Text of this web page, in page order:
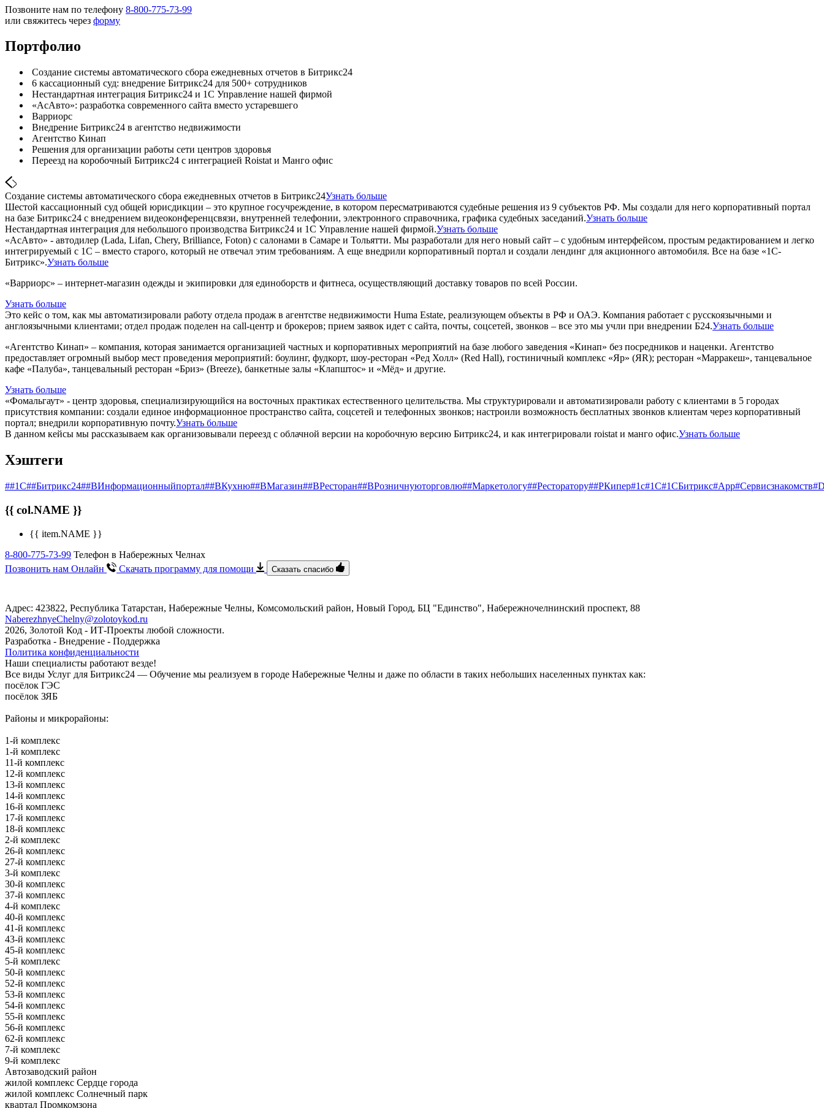
Позвоните нам по телефону 8-800-775-73-99
или свяжитесь через форму
Портфолио
Создание системы автоматического сбора ежедневных отчетов в Битрикс24
6 кассационный суд: внедрение Битрикс24 для 500+ сотрудников
Нестандартная интеграция Битрикс24 и 1С Управление нашей фирмой
«АсАвто»: разработка современного сайта вместо устаревшего
Варриорс
Внедрение Битрикс24 в агентство недвижимости
Агентство Кинап
Решения для организации работы сети центров здоровья
Переезд на коробочный Битрикс24 с интеграцией Roistat и Манго офис
Создание системы автоматического сбора ежедневных отчетов в Битрикс24Узнать больше
Шестой кассационный суд общей юрисдикции – это крупное госучреждение, в котором пересматриваются судебные решения из 9 субъектов РФ. Мы создали для него корпоративный портал
на базе Битрикс24 с внедрением видеоконференцсвязи, внутренней телефонии, электронного справочника, графика судебных заседаний.Узнать больше
Нестандартная интеграция для небольшого производства Битрикс24 и 1С Управление нашей фирмой.Узнать больше
«АсАвто» - автодилер (Lada, Lifan, Chery, Brilliance, Foton) с салонами в Самаре и Тольятти. Мы разработали для него новый сайт – с удобным интерфейсом, простым редактированием и легко
интегрируемый с 1С – вместо старого, который не отвечал этим требованиям. А еще внедрили корпоративный портал и создали лендинг для акционного автомобиля. Все на базе «1С-
Битрикс».Узнать больше
«Варриорс» – интернет-магазин одежды и экипировки для единоборств и фитнеса, осуществляющий доставку товаров по всей России.
Узнать больше
Это кейс о том, как мы автоматизировали работу отдела продаж в агентстве недвижимости Huma Estate, реализующем объекты в РФ и ОАЭ. Компания работает с русскоязычными и
англоязычными клиентами; отдел продаж поделен на call-центр и брокеров; прием заявок идет с сайта, почты, соцсетей, звонков – все это мы учли при внедрении Б24.Узнать больше
«Агентство Кинап» – компания, которая занимается организацией частных и корпоративных мероприятий на базе любого заведения «Кинап» без посредников и наценки. Агентство
предоставляет огромный выбор мест проведения мероприятий: боулинг, фудкорт, шоу-ресторан «Ред Холл» (Red Hall), гостиничный комплекс «Яр» (ЯR); ресторан «Марракеш», танцевальное
кафе «Палуба», танцевальный ресторан «Бриз» (Breeze), банкетные залы «Клапштос» и «Мёд» и другие.
Узнать больше
«Фомальгаут» - центр здоровья, специализирующийся на восточных практиках естественного целительства. Мы структурировали и автоматизировали работу с клиентами в 5 городах
присутствия компании: создали единое информационное пространство сайта, соцсетей и телефонных звонков; настроили возможность бесплатных звонков клиентам через корпоративный
портал; внедрили корпоративную почту.Узнать больше
В данном кейсы мы рассказываем как организовывали переезд с облачной версии на коробочную версию Битрикс24, и как интегрировали roistat и манго офис.Узнать больше
Хэштеги
##1С##Битрикс24##ВИнформационныйпортал##ВКухню##ВМагазин##ВРесторан##ВРозничнуюторговлю##Маркетологу##Ресторатору##РКипер#1c#1С#1СБитрикс#App#Cервисзнакомств
{{ col.NAME }}
{{ item.NAME }}
8-800-775-73-99 Телефон в Набережных Челнах
Позвонить нам Онлайн
Скачать программу для помощи Сказать спасибо
Адрес: 423822, Республика Татарстан, Набережные Челны, Комсомольский район, Новый Город, БЦ "Единство", ​Набережночелнинский проспект, 88
NaberezhnyeChelny@zolotoykod.ru
2026, Золотой Код - ИТ-Проекты любой сложности.
Разработка - Внедрение - Поддержка
Политика конфиденциальности
Наши специалисты работают везде!
Все виды Услуг для Битрикс24 — Обучение мы реализуем в городе Набережные Челны и даже по области в таких небольших населенных пунктах как:
посёлок ГЭС
посёлок ЗЯБ
Районы и микрорайоны:
1-й комплекс
1-й комплекс
11-й комплекс
12-й комплекс
13-й комплекс
14-й комплекс
16-й комплекс
17-й комплекс
18-й комплекс
2-й комплекс
26-й комплекс
27-й комплекс
3-й комплекс
30-й комплекс
37-й комплекс
4-й комплекс
40-й комплекс
41-й комплекс
43-й комплекс
45-й комплекс
5-й комплекс
50-й комплекс
52-й комплекс
53-й комплекс
54-й комплекс
55-й комплекс
56-й комплекс
62-й комплекс
7-й комплекс
9-й комплекс
Автозаводский район
жилой комплекс Сердце города
жилой комплекс Солнечный парк
квартал Промкомзона